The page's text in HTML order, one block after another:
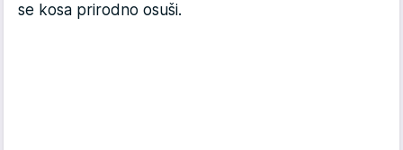
se kosa prirodno osuši.